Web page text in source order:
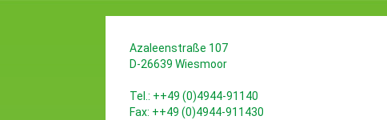
Azaleenstraße 107
D-26639 Wiesmoor
Tel.: ++49 (0)4944-91140
Fax: ++49 (0)4944-911430